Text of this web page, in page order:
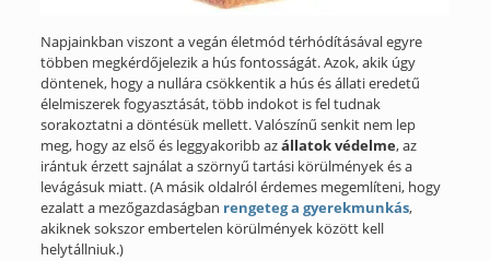
Napjainkban viszont a vegán életmód térhódításával egyre
többen megkérdőjelezik a hús fontosságát. Azok, akik úgy
döntenek, hogy a nullára csökkentik a hús és állati eredetű
élelmiszerek fogyasztását, több indokot is fel tudnak
sorakoztatni a döntésük mellett. Valószínű senkit nem lep
meg, hogy az első és leggyakoribb azállatok védelme, az
irántuk érzett sajnálat a szörnyű tartási körülmények és a
levágásuk miatt. (A másik oldalról érdemes megemlíteni, hogy
ezalatt a mezőgazdaságban rengeteg a gyerekmunkás,
akiknek sokszor embertelen körülmények között kell
helytállniuk.)